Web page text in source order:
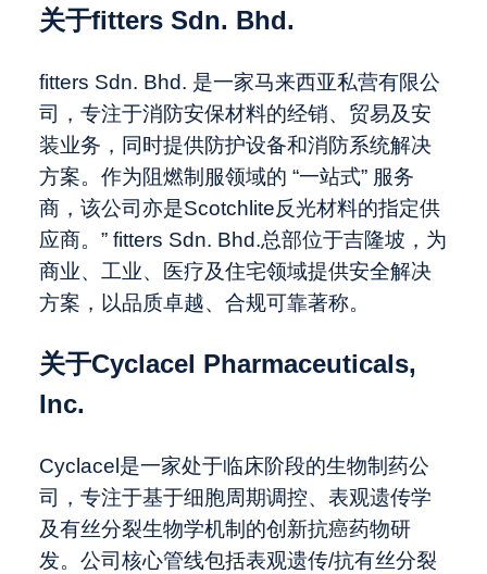
关于fitters Sdn. Bhd.
fitters Sdn. Bhd. 是一家马来西亚私营有限公
司，专注于消防安保材料的经销、贸易及安
装业务，同时提供防护设备和消防系统解决
方案。作为阻燃制服领域的 “一站式” 服务
商，该公司亦是Scotchlite反光材料的指定供
应商。” fitters Sdn. Bhd.总部位于吉隆坡，为
商业、工业、医疗及住宅领域提供安全解决
方案，以品质卓越、合规可靠著称。
关于Cyclacel Pharmaceuticals,
Inc.
Cyclacel是一家处于临床阶段的生物制药公
司，专注于基于细胞周期调控、表观遗传学
及有丝分裂生物学机制的创新抗癌药物研
发。公司核心管线包括表观遗传/抗有丝分裂